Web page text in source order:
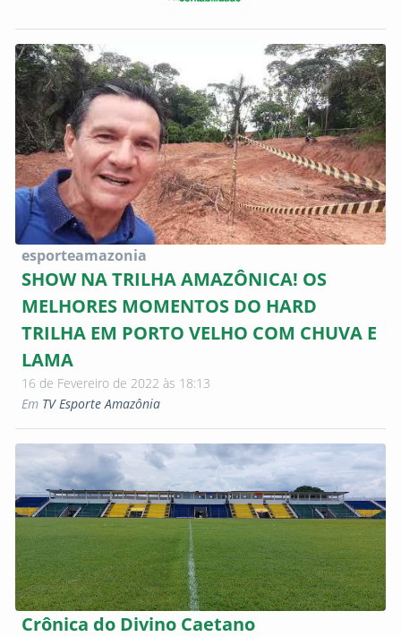
esporteamazonia
SHOW NA TRILHA AMAZÔNICA! OS
MELHORES MOMENTOS DO HARD
TRILHA EM PORTO VELHO COM CHUVA E
LAMA
16 de Fevereiro de 2022 às 18:13
Em TV Esporte Amazônia
Crônica do Divino Caetano